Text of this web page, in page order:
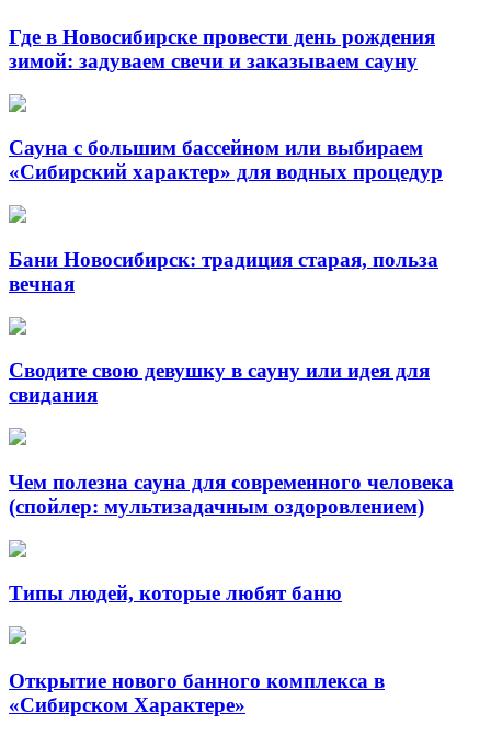
Где в Новосибирске провести день рождения
зимой: задуваем свечи и заказываем сауну
Сауна с большим бассейном или выбираем
«Сибирский характер» для водных процедур
Бани Новосибирск: традиция старая, польза
вечная
Сводите свою девушку в сауну или идея для
свидания
Чем полезна сауна для современного человека
(спойлер: мультизадачным оздоровлением)
Типы людей, которые любят баню
Открытие нового банного комплекса в
«Сибирском Характере»